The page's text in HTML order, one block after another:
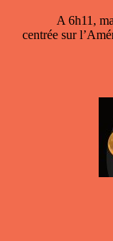
A 6h11,
centrée sur